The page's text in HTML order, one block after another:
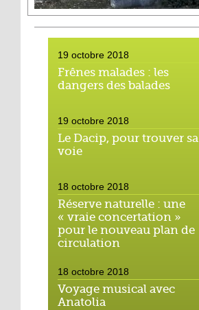
19 octobre 2018
Frênes malades : les
dangers des balades
19 octobre 2018
Le Dacip, pour trouver sa
voie
18 octobre 2018
Réserve naturelle : une
« vraie concertation »
pour le nouveau plan de
circulation
18 octobre 2018
Voyage musical avec
Anatolia